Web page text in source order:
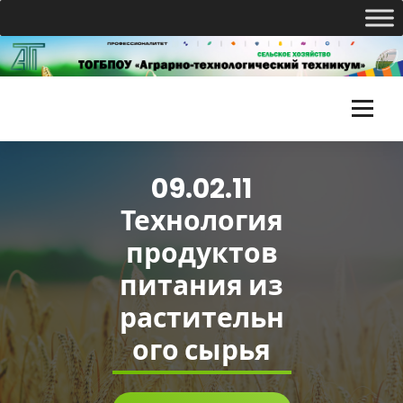
Перейти
к
содержимому
П
О
У
«
А
09.02.11
Технология
продуктов
питания из
растительн
ого сырья